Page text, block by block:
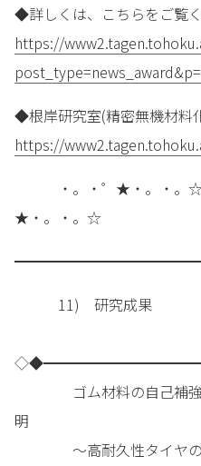
◆詳しくは、こちらをご覧く
https://
◆根岸研究室(精密無機材料
https://
・。・゜★・。・。☆・
★・。・。☆
11) 研究成果
ゴム材料の自己補強機
明
～高耐久性タイヤの設